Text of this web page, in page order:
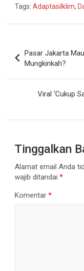
Tags: AdaptasiIklim,
pos
Pasar Jakarta
Mungkinkah?
Viral ‘Cukup
Tinggalkan
Alamat email Anda
wajib ditandai *
Komentar *